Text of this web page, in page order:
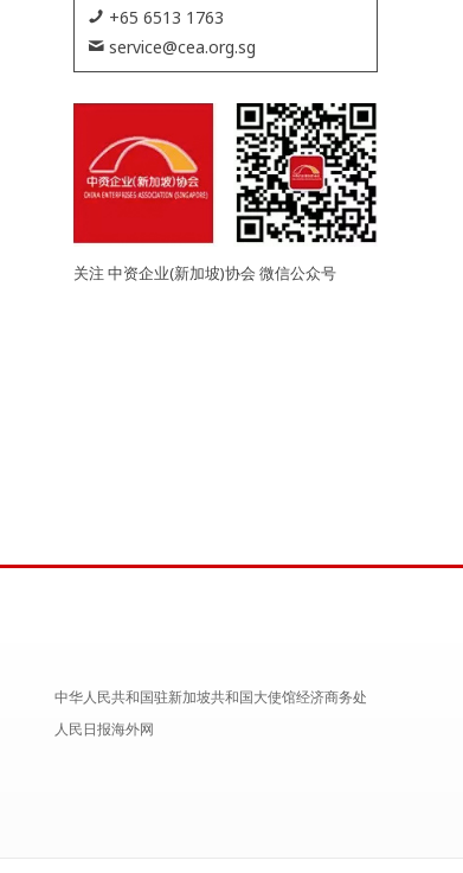
+65 6513 1763
service@cea.org.sg
关注 中资企业(新加坡)协会 微信公众号
中华人民共和国驻新加坡共和国大使馆经济商务处
人民日报海外网